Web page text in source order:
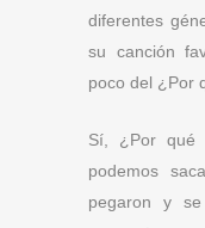
diferentes
su canción
poco del ¿Por
Sí, ¿Por
podemos
pegaron y